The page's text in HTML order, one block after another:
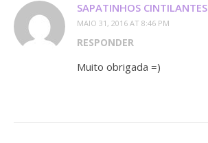
SAPATINHOS CINTILANTES
MAIO 31, 2016 AT 8:46 PM
RESPONDER
Muito obrigada =)